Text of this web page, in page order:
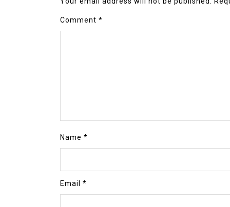
Comment *
Name *
Email *